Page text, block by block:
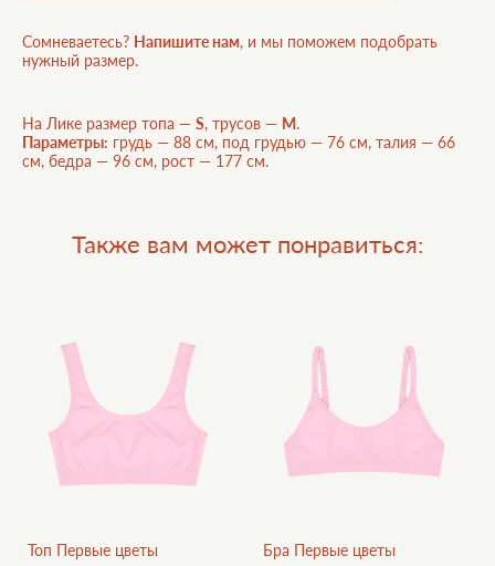
Сомневаетесь? Напишите нам, и мы поможем подобрать
нужный размер.
На Лике размер топа — S, трусов — M.
Параметры: грудь — 88 см, под грудью — 76 см, талия — 66
см, бедра — 96 см, рост — 177 см.
Также вам может понравиться:
Топ Первые цветы
Бра Первые цветы